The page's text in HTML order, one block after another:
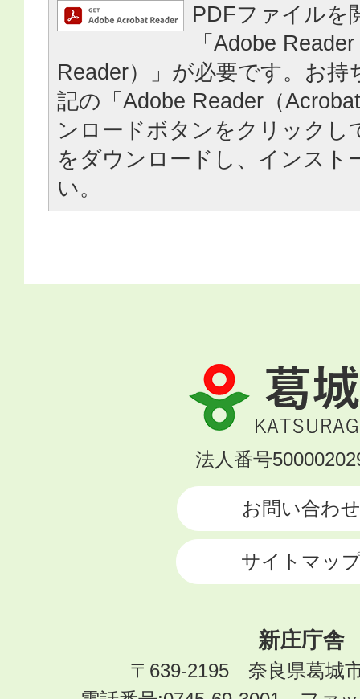
PDFファイルを
「Adobe
Reader）」が必要です。お持
記の「Adobe Reader（
ンロードボタンをクリックし
をダウンロードし、インスト
い。
葛
城
市
KATSURAGI
法人番号
お問い合わせ
サイトマッ
新庄庁舎
〒639-2195 奈良県葛城